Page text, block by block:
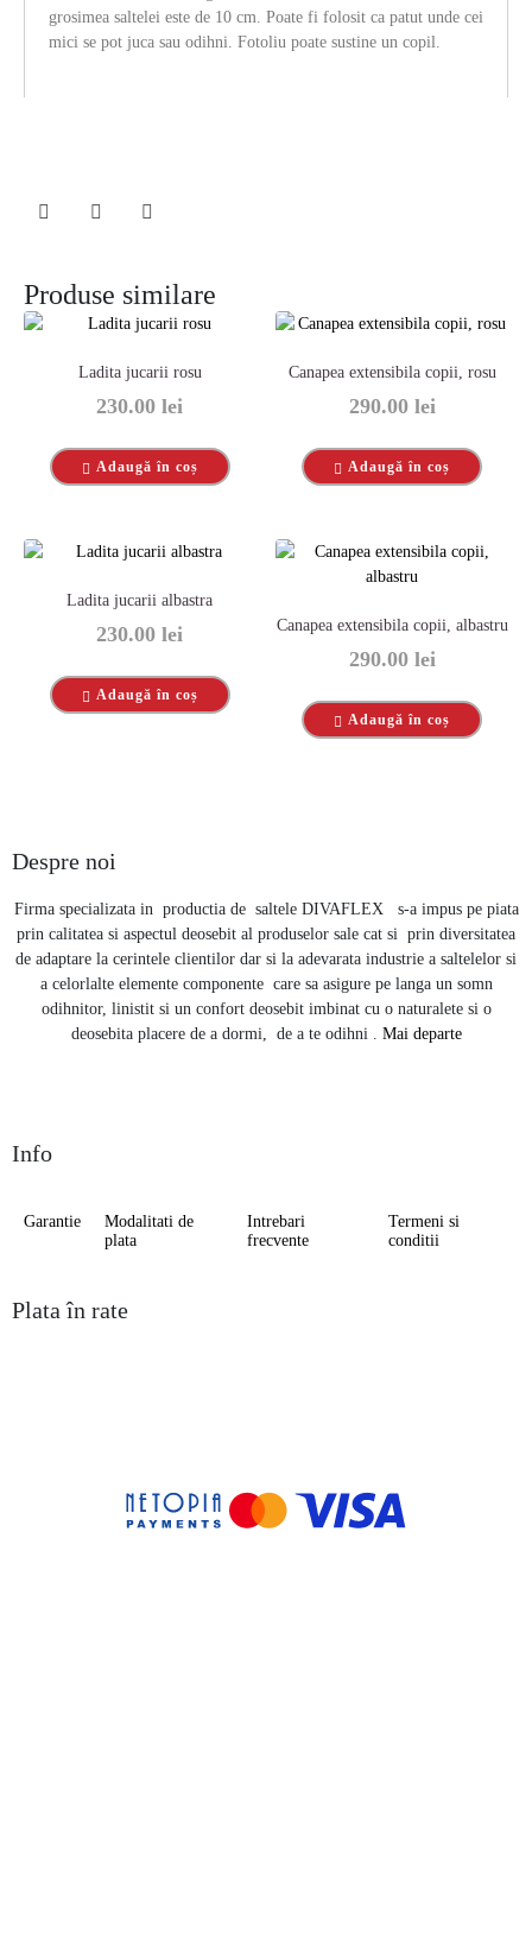
grosimea saltelei este de 10 cm. Poate fi folosit ca patut unde cei
mici se pot juca sau odihni. Fotoliu poate sustine un copil.
Produse similare
Ladita jucarii rosu
230.00lei
Adaugă în coș
Canapea extensibila copii, rosu
290.00 lei
Adaugă în coș
Ladita jucarii albastra
230.00lei
Adaugă în coș
Canapea extensibila copii, albastru
290.00 lei
Adaugă în coș
Despre noi
Firma specializata in productia de saltele DIVAFLEX s-a impus pe piata
prin calitatea si aspectul deosebit al produselor sale cat si prin diversitatea
de adaptare la cerintele clientilor dar si la adevarata industrie a saltelelor si
a celorlalte elemente componente care sa asigure pe langa un somn
odihnitor, linistit si un confort deosebit imbinat cu o naturalete si o
deosebita placere de a dormi, de a te odihni . Mai departe
Info
Garantie
Modalitati de
plata
Intrebari
frecvente
Termeni si
conditii
Plata în rate